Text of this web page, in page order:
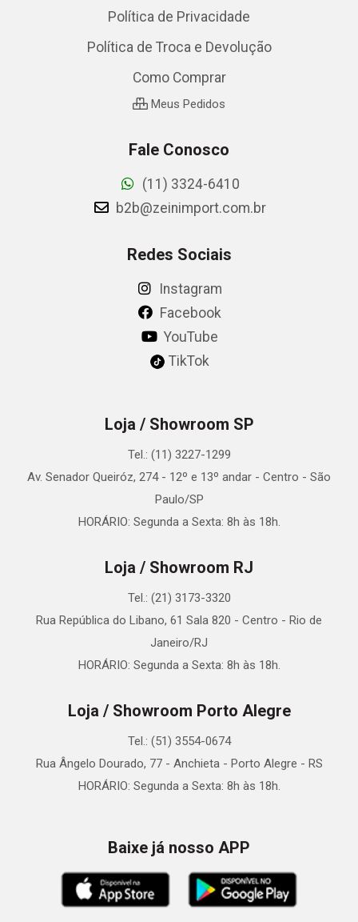
Política de Privacidade
Política de Troca e Devolução
Como Comprar
Meus Pedidos
Fale Conosco
(11) 3324-6410
b2b@zeinimport.com.br
Redes Sociais
Instagram
Facebook
YouTube
TikTok
Loja / Showroom SP
Tel.: (11) 3227-1299
Av. Senador Queiróz, 274 - 12º e 13º andar - Centro - São
Paulo/SP
HORÁRIO: Segunda a Sexta: 8h às 18h.
Loja / Showroom RJ
Tel.: (21) 3173-3320
Rua República do Libano, 61 Sala 820 - Centro - Rio de
Janeiro/RJ
HORÁRIO: Segunda a Sexta: 8h às 18h.
Loja / Showroom Porto Alegre
Tel.: (51) 3554-0674
Rua Ângelo Dourado, 77 - Anchieta - Porto Alegre - RS
HORÁRIO: Segunda a Sexta: 8h às 18h.
Baixe já nosso APP